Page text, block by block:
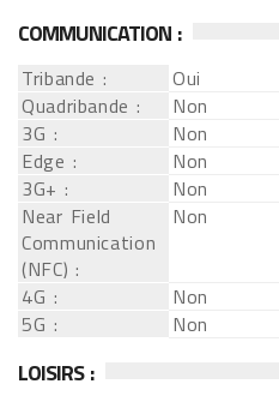
COMMUNICATION :
Tribande :
Oui
Quadribande :
Non
3G :
Non
Edge :
Non
3G+ :
Non
Near Field
Communication
(NFC) :
Non
4G :
Non
5G :
Non
LOISIRS :